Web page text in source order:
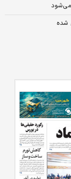
می‌شود
شده